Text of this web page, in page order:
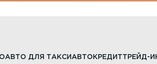
АВТО ДЛЯ ТАКСИ АВТОКРЕДИТТРЕЙД-